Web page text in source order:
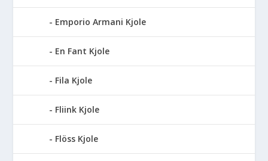
Emporio Armani Kjole
En Fant Kjole
Fila Kjole
Fliink Kjole
Flöss Kjole